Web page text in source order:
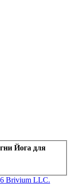
Йога для
Brivium LLC.